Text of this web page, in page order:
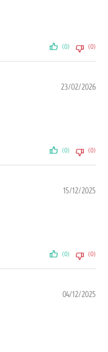
(0) (0)
23/02/2026
(0) (0)
15/12/2025
(0) (0)
04/12/2025